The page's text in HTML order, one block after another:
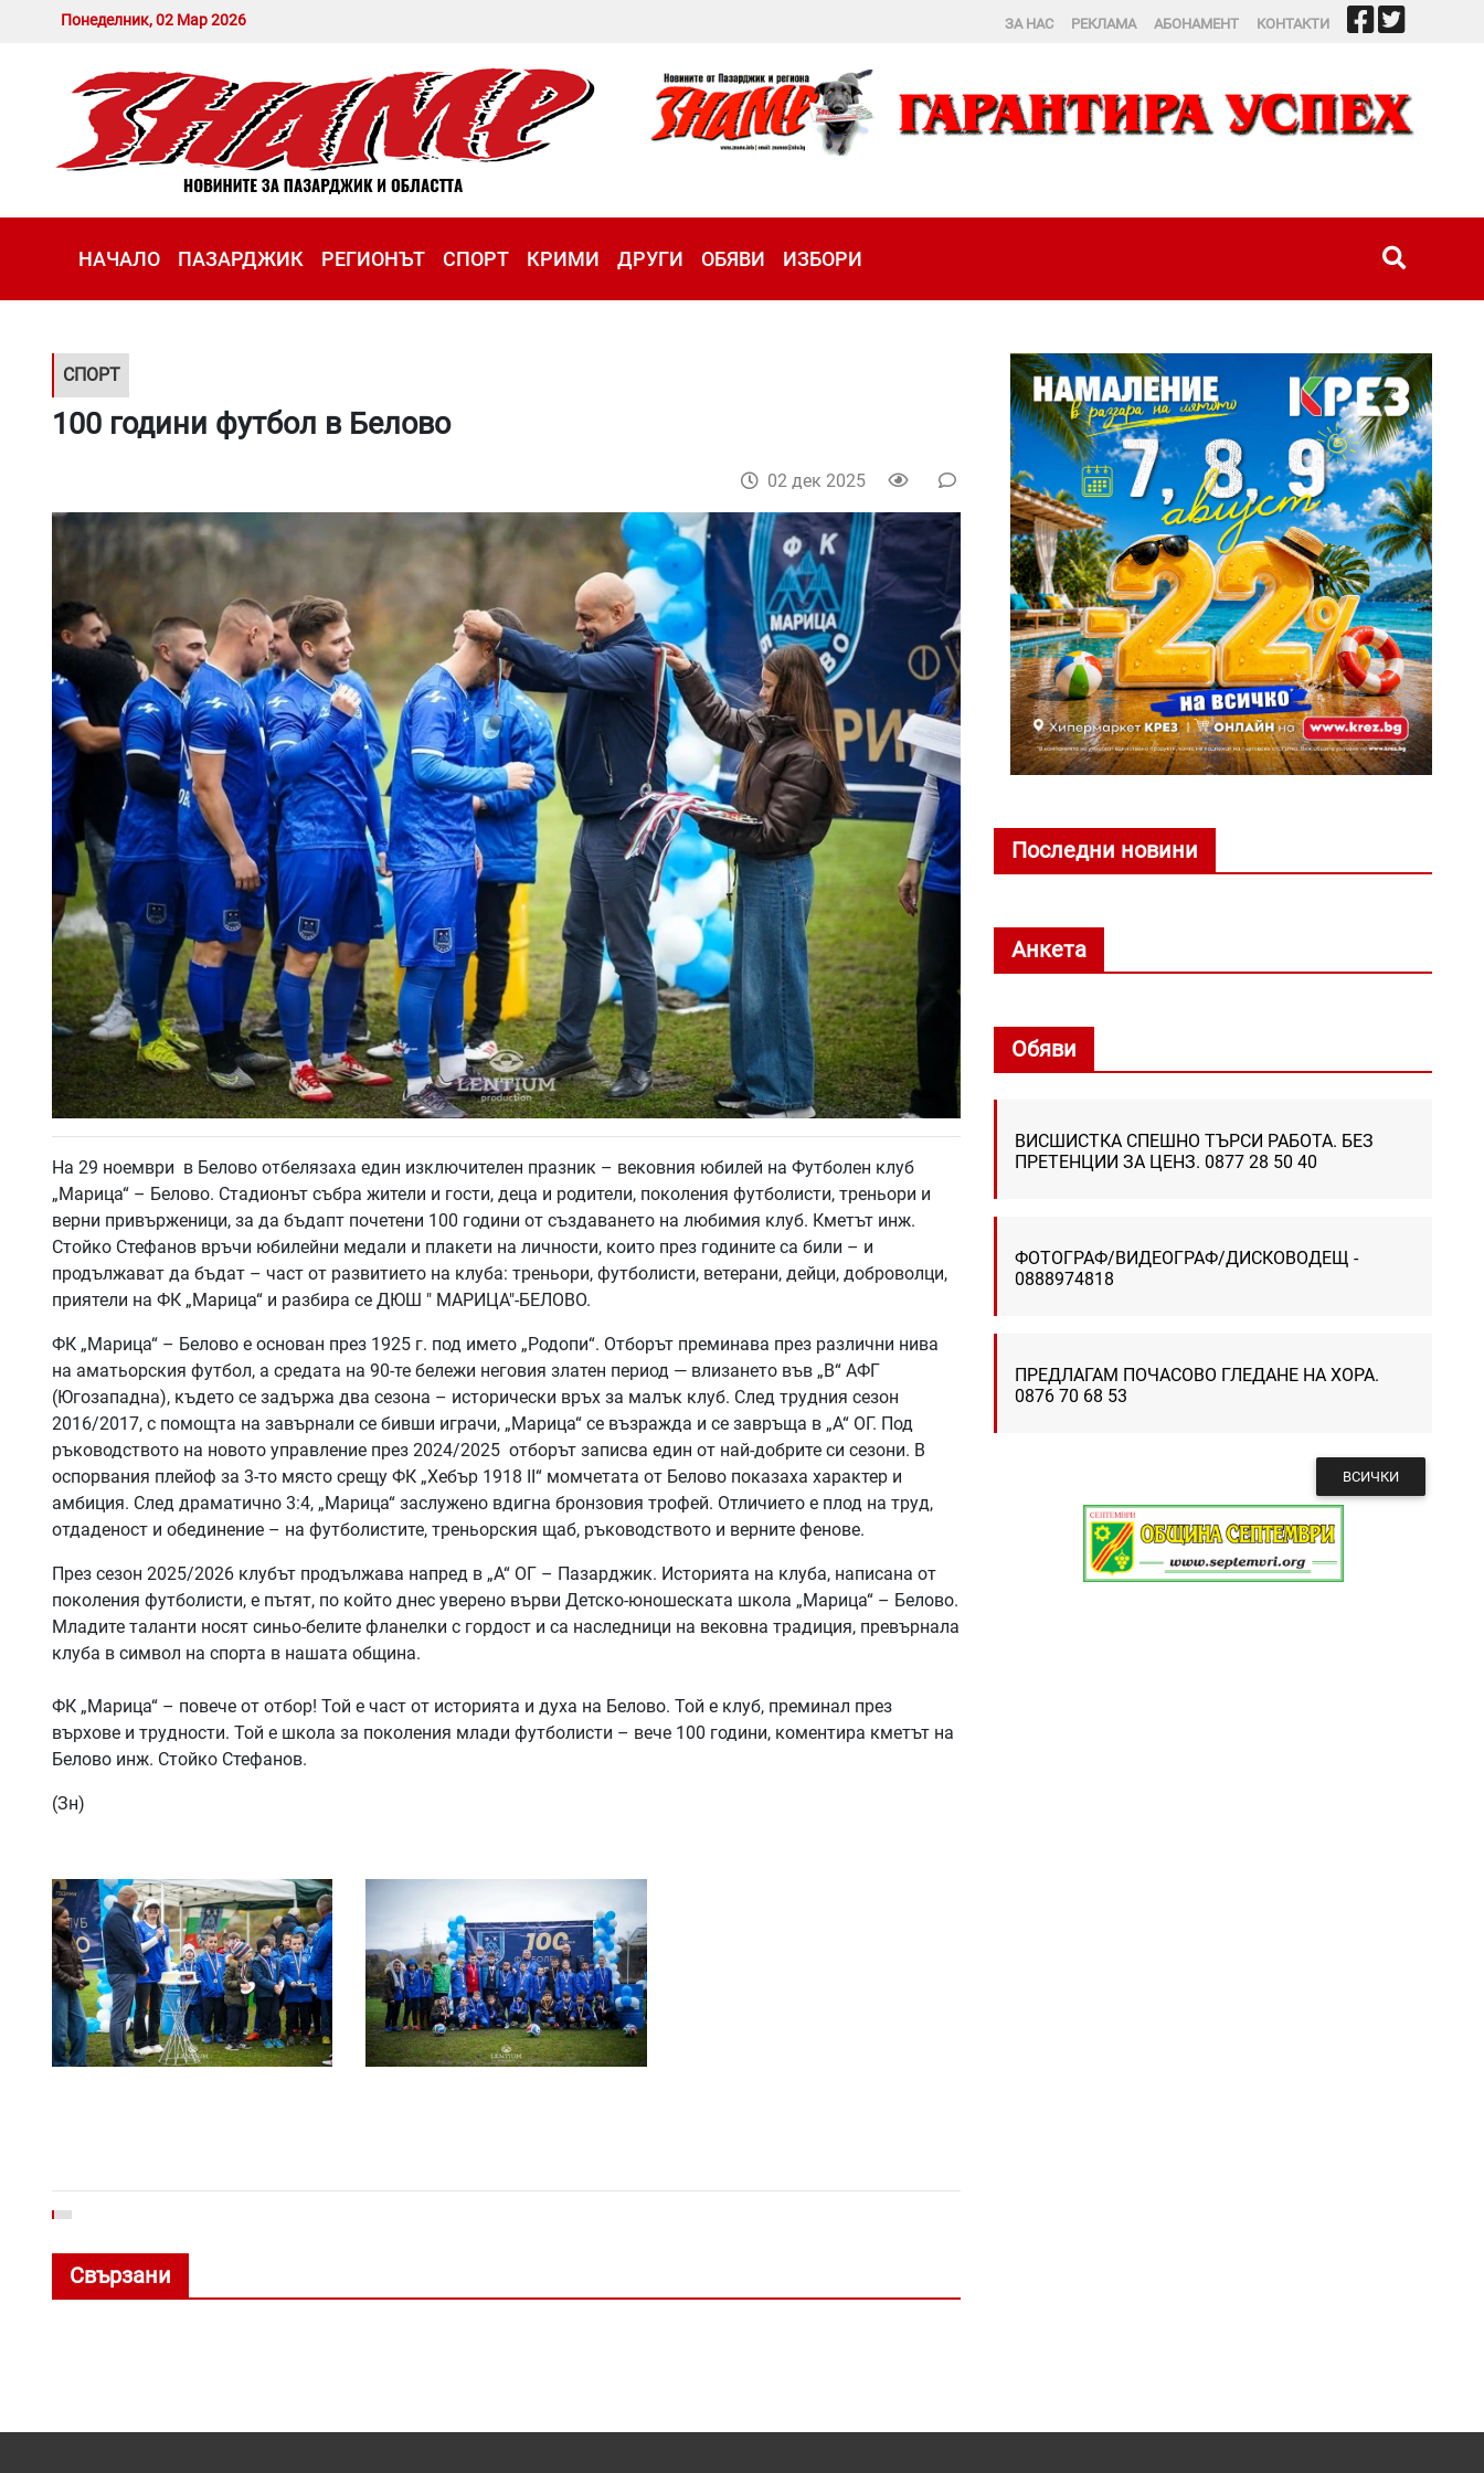
Понеделник, 02 Мар 2026 ЗА НАС РЕКЛАМА АБОНАМЕНТ КОНТАКТИ
НАЧАЛО ПАЗАРДЖИК РЕГИОНЪТ СПОРТ КРИМИ ДРУГИ ОБЯВИ ИЗБОРИ
СПОРТ
100 години футбол в Белово
02 дек 2025
На 29 ноември в Белово отбелязаха един изключителен празник – вековния юбилей на Футболен клуб
„Марица“ – Белово. Стадионът събра жители и гости, деца и родители, поколения футболисти, треньори и
верни привърженици, за да бъдапт почетени 100 години от създаването на любимия клуб. Кметът инж.
Стойко Стефанов връчи юбилейни медали и плакети на личности, които през годините са били – и
продължават да бъдат – част от развитието на клуба: треньори, футболисти, ветерани, дейци, доброволци,
приятели на ФК „Марица“ и разбира се ДЮШ " МАРИЦА"-БЕЛОВО.
ФК „Марица“ – Белово е основан през 1925 г. под името „Родопи“. Отборът преминава през различни нива
на аматьорския футбол, а средата на 90-те бележи неговия златен период — влизането във „В“ АФГ
(Югозападна), където се задържа два сезона – исторически връх за малък клуб. След трудния сезон
2016/2017, с помощта на завърнали се бивши играчи, „Марица“ се възражда и се завръща в „А“ ОГ. Под
ръководството на новото управление през 2024/2025 отборът записва един от най-добрите си сезони. В
оспорвания плейоф за 3-то място срещу ФК „Хебър 1918 II“ момчетата от Белово показаха характер и
амбиция. След драматично 3:4, „Марица“ заслужено вдигна бронзовия трофей. Отличието е плод на труд,
отдаденост и обединение – на футболистите, треньорския щаб, ръководството и верните фенове.
През сезон 2025/2026 клубът продължава напред в „А“ ОГ – Пазарджик. Историята на клуба, написана от
поколения футболисти, е пътят, по който днес уверено върви Детско-юношеската школа „Марица“ – Белово.
Младите таланти носят синьо-белите фланелки с гордост и са наследници на вековна традиция, превърнала
клуба в символ на спорта в нашата община.
ФК „Марица“ – повече от отбор! Той е част от историята и духа на Белово. Той е клуб, преминал през
върхове и трудности. Той е школа за поколения млади футболисти – вече 100 години, коментира кметът на
Белово инж. Стойко Стефанов.
(Зн)
Свързани
Последни новини
Анкета
Обяви
ВИСШИСТКА СПЕШНО ТЪРСИ РАБОТА. БЕЗ
ПРЕТЕНЦИИ ЗА ЦЕНЗ. 0877 28 50 40
ФОТОГРАФ/ВИДЕОГРАФ/ДИСКОВОДЕЩ -
0888974818
ПРЕДЛАГАМ ПОЧАСОВО ГЛЕДАНЕ НА ХОРА.
0876 70 68 53
ВСИЧКИ